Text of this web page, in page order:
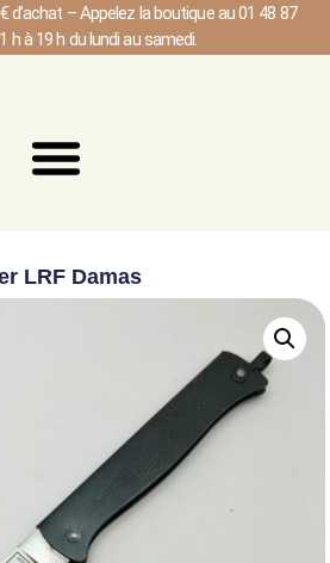
– Appelez la boutique au 01 48 87
h à 19 h du lundi au samedi.
LRF Damas